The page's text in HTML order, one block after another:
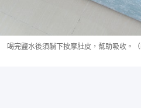
喝完鹽水後須躺下按摩肚皮，幫助吸收。（